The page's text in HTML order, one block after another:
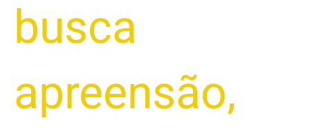
busca
apreensão,